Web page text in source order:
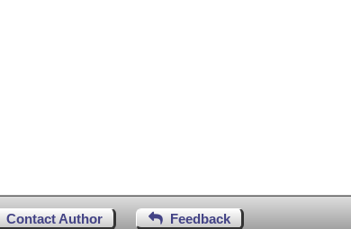
Contact Author Feedback